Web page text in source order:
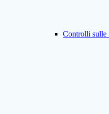
Controlli sulle